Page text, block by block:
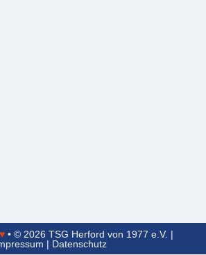
♥ • © 2026 TSG Herford von 1977 e.V. |
| Datenschutz